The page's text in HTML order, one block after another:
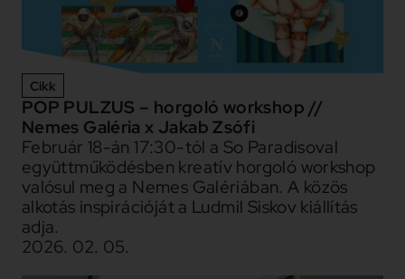
Cikk
POP PULZUS – horgoló workshop //
Nemes Galéria x Jakab Zsófi
Február 18-án 17:30-tól a So Paradisoval
együttműködésben kreatív horgoló workshop
valósul meg a Nemes Galériában. A közös
alkotás inspirációját a Ludmil Siskov kiállítás
adja.
2026. 02. 05.